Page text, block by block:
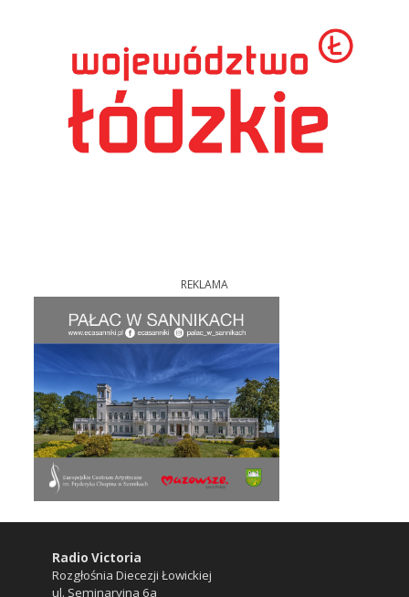
REKLAMA
Radio Victoria
Rozgłośnia Diecezji Łowickiej
ul. Seminaryjna 6a